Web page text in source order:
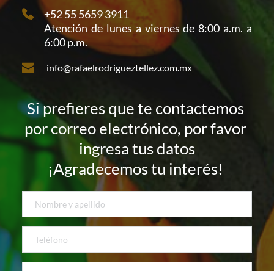
+52 55 5659 3911
Atención de lunes a viernes de 8:00 a.m. a
6:00 p.m.
info@rafaelrodrigueztellez.com.mx
Si prefieres que te contactemos
por correo electrónico, por favor
ingresa tus datos
¡Agradecemos tu interés!